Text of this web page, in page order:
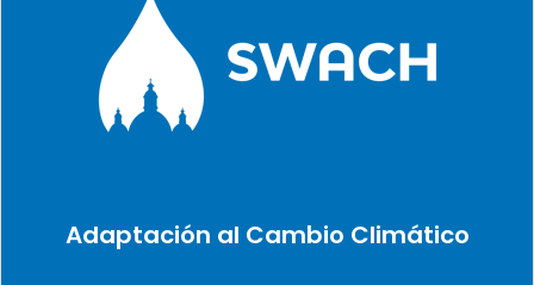
Adaptación al Cambio Climático